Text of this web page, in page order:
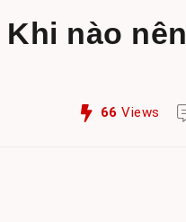
nào nên
66 Views